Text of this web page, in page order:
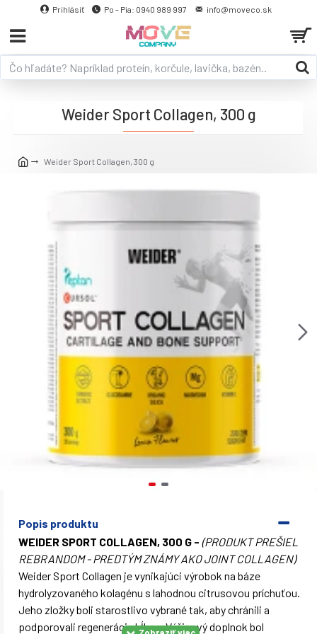
Prihlásiť Po - Pia: 0940 989 997 info@moveco.sk
Weider Sport Collagen, 300 g
Weider Sport Collagen, 300 g
Popis produktu
WEIDER SPORT COLLAGEN, 300 G - (PRODUKT PREŠIEL
REBRANDOM - PREDTÝM ZNÁMY AKO JOINT COLLAGEN)
Weider Sport Collagen je vynikajúci výrobok na báze
hydrolyzovaného kolagénu s lahodnou citrusovou príchuťou.
Jeho zložky boli starostlivo vybrané tak, aby chránili a
podporovali regeneráciu kĺbov. Výživový doplnok bol